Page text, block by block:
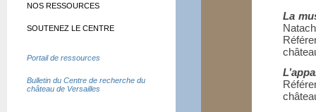
La
NOS RESSOURCES
SOUTENEZ LE CENTRE
Portail de ressources
Bulletin du Centre de recherche du
château de Versailles